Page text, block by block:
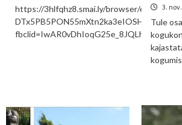
https://3hlfqhz8.smai.ly/browser/
3.
Tule